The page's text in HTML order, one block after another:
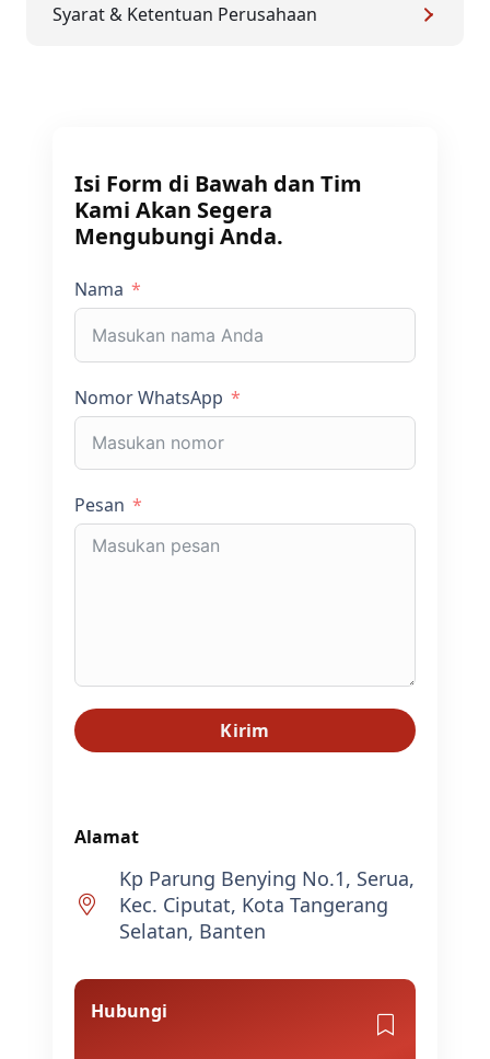
Syarat & Ketentuan Perusahaan
Alamat
Kp Parung Benying No.1, Serua,
Kec. Ciputat, Kota Tangerang
Selatan, Banten
Hubungi
Isi Form di Bawah dan Tim
Kami Akan Segera
Mengubungi Anda.
Nama
Nomor WhatsApp
Pesan
Kirim